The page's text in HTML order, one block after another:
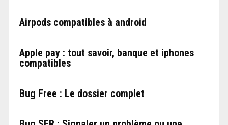
Airpods compatibles à android
Apple pay : tout savoir, banque et iphones
compatibles
Bug Free : Le dossier complet